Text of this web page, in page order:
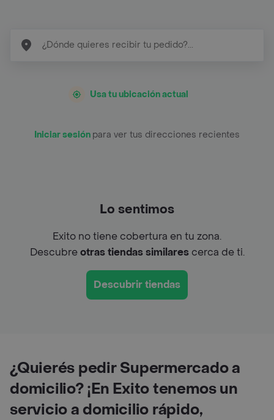
Usa tu ubicación actual
Iniciar sesión para ver tus direcciones recientes
Lo sentimos
Exito no tiene cobertura en tu zona.
Descubreotras tiendas similarescerca de ti.
Descubrir tiendas
¿Quierés pedir Supermercado a
domicilio? ¡En Exito tenemos un
servicio a domicilio rápido,